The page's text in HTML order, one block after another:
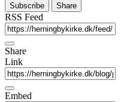
Subscribe Share
RSS Feed
Share
Link
Embed